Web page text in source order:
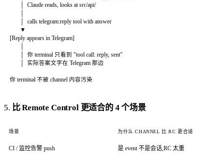
       │  Claude reads, looks at src/api/
       │  calls telegram:reply tool with answer
       ▼
[Reply appears in Telegram]
       │  你 terminal 只看到 "tool call: reply, sent"
       │  实际答案文字在 Telegram 那边
你 terminal 不被 channel 内容污染
5. 比 Remote Control 更适合的 4 个场景
场景 为什么 CHANNEL 比 RC 更合适
CI / 监控告警 push 是 event 不是会话,RC 太重